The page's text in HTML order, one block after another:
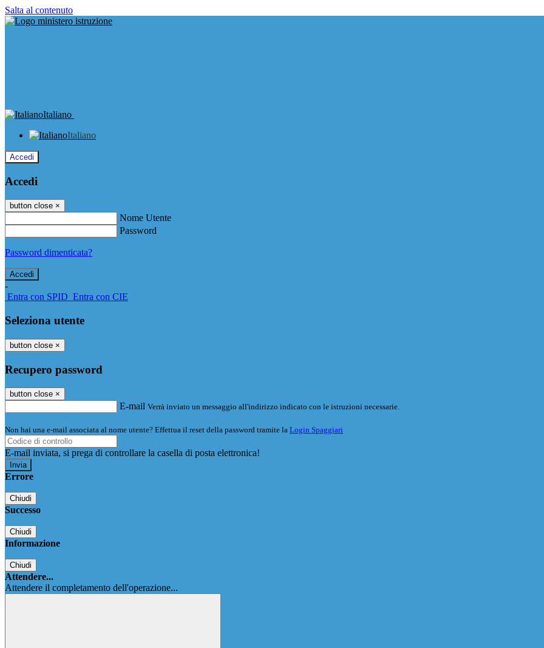
Salta al contenuto
Italiano
Italiano
Accedi
Accedi
button close ×
Nome Utente
Password
Password dimenticata?
-
Entra con SPID Entra con CIE
Seleziona utente
button close ×
Recupero password
button close ×
E-mail Verrà inviato un messaggio all'indirizzo indicato con le istruzioni necessarie.
Non hai una e-mail associata al nome utente? Effettua il reset della password tramite la Login Spaggiari
E-mail inviata, si prega di controllare la casella di posta elettronica!
Errore
Chiudi
Successo
Chiudi
Informazione
Chiudi
Attendere...
Attendere il completamento dell'operazione...